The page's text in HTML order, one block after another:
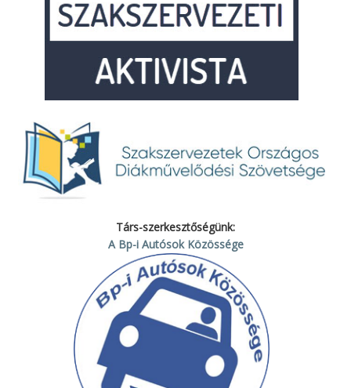
Társ-szerkesztőségünk:
A Bp-i Autósok Közössége